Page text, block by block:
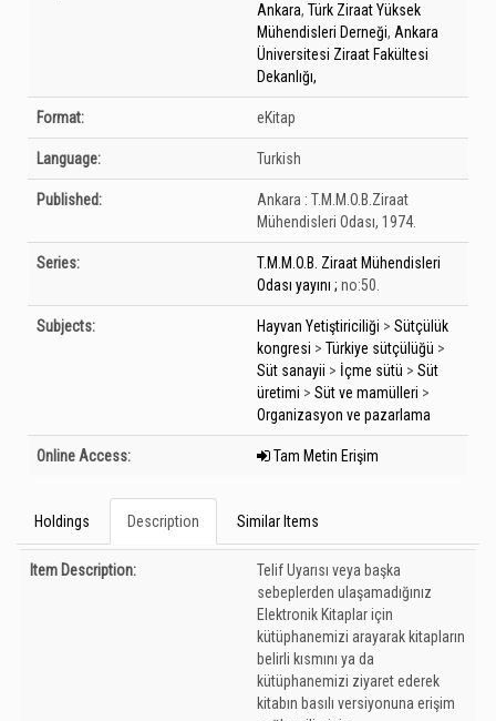
Ankara, Türk Ziraat Yüksek
Mühendisleri Derneği, Ankara
Üniversitesi Ziraat Fakültesi
Dekanlığı,
Format: eKitap
Language: Turkish
Published: Ankara : T.M.M.O.B.Ziraat
Mühendisleri Odası, 1974.
Series:
T.M.M.O.B. Ziraat Mühendisleri
Odası yayını ; no:50.
Subjects: Hayvan Yetiştiriciliği > Sütçülük
kongresi > Türkiye sütçülüğü >
Süt sanayii > İçme sütü > Süt
üretimi > Süt ve mamülleri >
Organizasyon ve pazarlama
Online Access: Tam Metin Erişim
Holdings Description Similar Items
Description
Item Description:
Telif Uyarısı veya başka
sebeplerden ulaşamadığınız
Elektronik Kitaplar için
kütüphanemizi arayarak kitapların
belirli kısmını ya da
kütüphanemizi ziyaret ederek
kitabın basılı versiyonuna erişim